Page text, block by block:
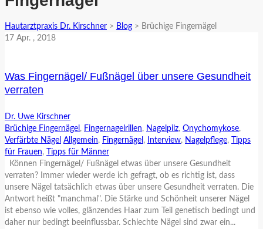
Hautarztpraxis Dr. Kirschner > Blog > Brüchige Fingernägel
17 Apr. , 2018
Was Fingernägel/ Fußnägel über unsere Gesundheit
verraten
Dr. Uwe Kirschner
Brüchige Fingernägel , Fingernagelrillen, Nagelpilz, Onychomykose,
Verfärbte Nägel Allgemein, Fingernägel , Interview, Nagelpflege,
Tipps
für Frauen,
Tipps für Männer
Können Fingernägel/ Fußnägel etwas über unsere Gesundheit
verraten? Immer wieder werde ich gefragt, ob es richtig ist, dass
unsere Nägel tatsächlich etwas über unsere Gesundheit verraten. Die
Antwort heißt "manchmal". Die Stärke und Schönheit unserer Nägel
ist ebenso wie volles, glänzendes Haar zum Teil genetisch bedingt und
daher nur bedingt beeinflussbar. Schlechte Nägel sind zwar ein...